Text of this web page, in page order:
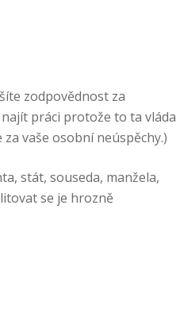
zodpovědnost za
práci protože to ta vláda
vaše osobní neúspěchy.)
stát, souseda, manžela,
se je hrozně